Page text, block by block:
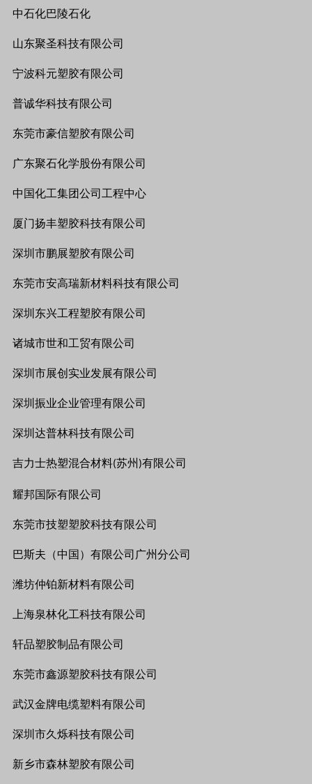
中石化巴陵石化
山东聚圣科技有限公司
宁波科元塑胶有限公司
普诚华科技有限公司
东莞市豪信塑胶有限公司
广东聚石化学股份有限公司
中国化工集团公司工程中心
厦门扬丰塑胶科技有限公司
深圳市鹏展塑胶有限公司
东莞市安高瑞新材料科技有限公司
深圳东兴工程塑胶有限公司
诸城市世和工贸有限公司
深圳市展创实业发展有限公司
深圳振业企业管理有限公司
深圳达普林科技有限公司
吉力士热塑混合材料(苏州 )有限公司
耀邦国际有限公司
东莞市技塑塑胶科技有限公司
巴斯夫（中国）有限公司广州分公司
潍坊仲铂新材料有限公司
上海泉林化工科技有限公司
轩品塑胶制品有限公司
东莞市鑫源塑胶科技有限公司
武汉金牌电缆塑料有限公司
深圳市久烁科技有限公司
新乡市森林塑胶有限公司